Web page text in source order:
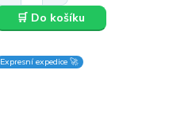
🛒 Do košíku
Expresní expedice 🚀